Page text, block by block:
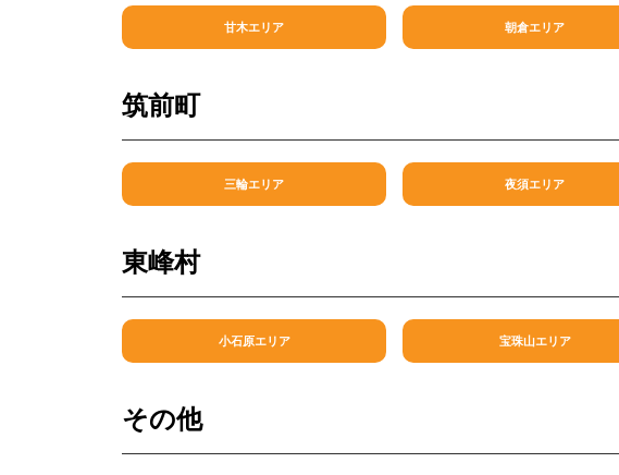
甘木エリア 朝倉エリア
筑前町
三輪エリア 夜須エリア
東峰村
小石原エリア 宝珠山エリア
その他